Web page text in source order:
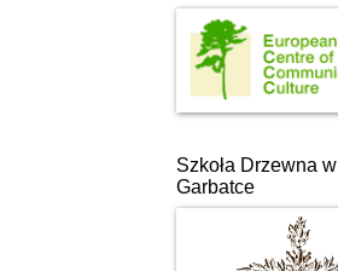
Szkoła Drzewna w
Garbatce